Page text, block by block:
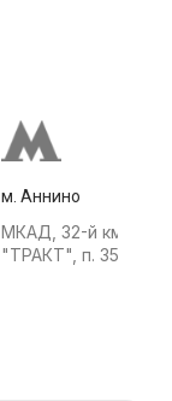
м. Аннино
МКАД, 32-й км, АТК
"ТРАКТ", п. 35